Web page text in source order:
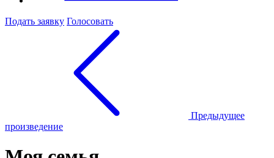
Подать заявку Голосовать
Предыдущее
произведение